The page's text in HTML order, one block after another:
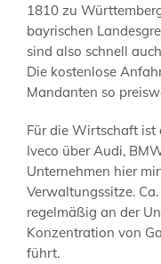
1810 zu
bayrischen
sind also schnell
Die kostenlose
Mandanten so
Für die Wirtschaft ist
Iveco über Audi,
Unternehmen hier
Verwaltungssitze.
regelmäßig an der
Konzentration von
führt.